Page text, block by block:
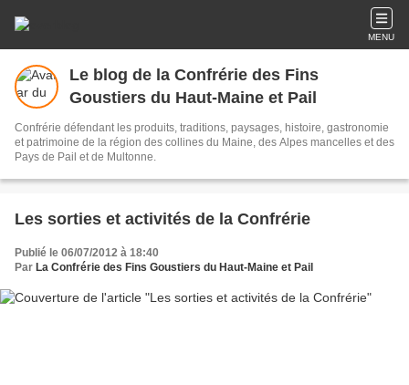
MENU
Le blog de la Confrérie des Fins
Goustiers du Haut-Maine et Pail
Confrérie défendant les produits, traditions, paysages, histoire, gastronomie
et patrimoine de la région des collines du Maine, des Alpes mancelles et des
Pays de Pail et de Multonne.
Les sorties et activités de la Confrérie
Publié le 06/07/2012 à 18:40
Par La Confrérie des Fins Goustiers du Haut-Maine et Pail